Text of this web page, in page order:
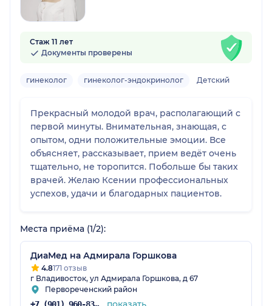
Стаж 11 лет
Документы проверены
гинеколог гинеколог-эндокринолог Детский
Прекрасный молодой врач, располагающий с
первой минуты. Внимательная, знающая, с
опытом, одни положительные эмоции. Все
объясняет, рассказывает, прием ведёт очень
тщательно, не торопится. Побольше бы таких
врачей. Желаю Ксении профессиональных
успехов, удачи и благодарных пациентов.
Места приёма (1/2):
ДиаМед на Адмирала Горшкова
4.8171 отзыв
г Владивосток, ул Адмирала Горшкова, д 67
Первореченский район